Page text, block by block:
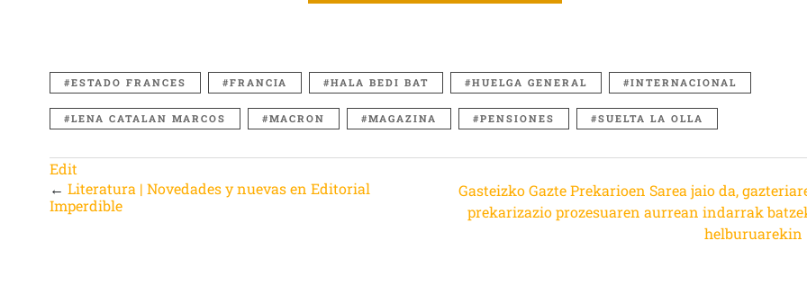
ESTADO FRANCES FRANCIA HALA BEDI BAT HUELGA GENERAL INTERNACIONAL
LENA CATALAN MARCOS MACRON MAGAZINA PENSIONES SUELTA LA OLLA
Edit
←Literatura | Novedades y nuevas en Editorial
Imperdible
Gasteizko Gazte Prekarioen Sarea jaio da,
prekarizazio prozesuaren aurrean indarrak
helburuarekin